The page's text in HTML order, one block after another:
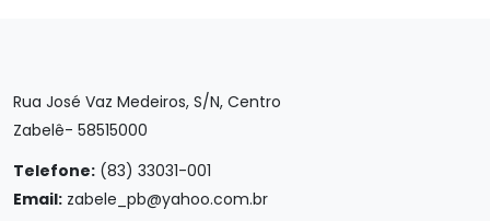
Rua José Vaz Medeiros, S/N, Centro
Zabelê- 58515000
Telefone: (83) 33031-001
Email: zabele_pb@yahoo.com.br